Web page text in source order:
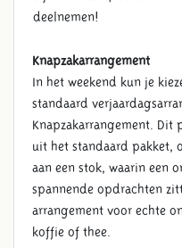
deelnemen!
Knapzakarrangement
In het weekend kun je
standaard
Knapzakarrangement. Dit
uit het standaard pakket,
aan een stok, waarin een
spannende opdrachten
arrangement voor echte
koffie of thee.